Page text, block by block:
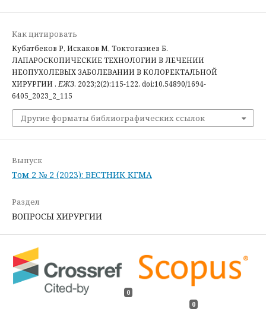
Как цитировать
Кубатбеков Р, Искаков М, Токтогазиев Б.
ЛАПАРОСКОПИЧЕСКИЕ ТЕХНОЛОГИИ В ЛЕЧЕНИИ
НЕОПУХОЛЕВЫХ ЗАБОЛЕВАНИИ В КОЛОРЕКТАЛЬНОЙ
ХИРУРГИИ . ЕЖЗ. 2023;2(2):115-122. doi:10.54890/1694-
6405_2023_2_115
Другие форматы библиографических ссылок
Выпуск
Том 2 № 2 (2023): ВЕСТНИК КГМА
Раздел
ВОПРОСЫ ХИРУРГИИ
0
0